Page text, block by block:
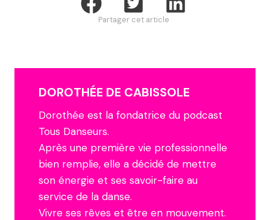
Partager cet article
DOROTHÉE DE CABISSOLE
Dorothée est la fondatrice du podcast
Tous Danseurs.
Après une première vie professionnelle
bien remplie, elle a décidé de mettre
son énergie et ses savoir-faire au
service de la danse.
Vivre ses rêves et être en mouvement.